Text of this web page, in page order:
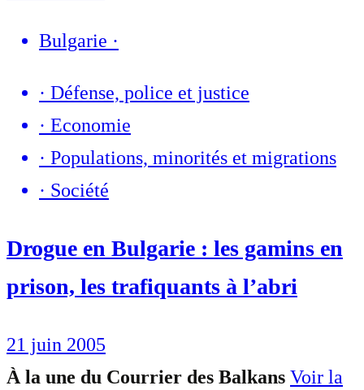
Bulgarie ·
· Défense, police et justice
· Economie
· Populations, minorités et migrations
· Société
Drogue en Bulgarie : les gamins en
prison, les trafiquants à l’abri
21 juin 2005
À la une du Courrier des Balkans Voir la